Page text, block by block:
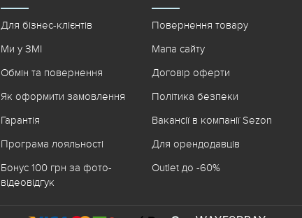
Для бізнес-клієнтів
Ми у ЗМІ
Обмін та повернення
Як оформити замовлення
Гарантія
Програма лояльності
Бонус 100 грн за фото-
відеовідгук
Повернення товару
Мапа сайту
Договір оферти
Політика безпеки
Вакансії в компанії Sezon
Для орендодавців
Outlet до -60%